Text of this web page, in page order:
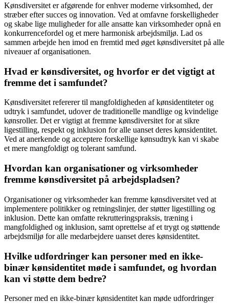
Kønsdiversitet er afgørende for enhver moderne virksomhed, der
stræber efter succes og innovation. Ved at omfavne forskelligheder
og skabe lige muligheder for alle ansatte kan virksomheder opnå en
konkurrencefordel og et mere harmonisk arbejdsmiljø. Lad os
sammen arbejde hen imod en fremtid med øget kønsdiversitet på alle
niveauer af organisationen.
Hvad er kønsdiversitet, og hvorfor er det vigtigt at
fremme det i samfundet?
Kønsdiversitet refererer til mangfoldigheden af kønsidentiteter og
udtryk i samfundet, udover de traditionelle mandlige og kvindelige
kønsroller. Det er vigtigt at fremme kønsdiversitet for at sikre
ligestilling, respekt og inklusion for alle uanset deres kønsidentitet.
Ved at anerkende og acceptere forskellige kønsudtryk kan vi skabe
et mere mangfoldigt og tolerant samfund.
Hvordan kan organisationer og virksomheder
fremme kønsdiversitet på arbejdspladsen?
Organisationer og virksomheder kan fremme kønsdiversitet ved at
implementere politikker og retningslinjer, der støtter ligestilling og
inklusion. Dette kan omfatte rekrutteringspraksis, træning i
mangfoldighed og inklusion, samt oprettelse af et trygt og støttende
arbejdsmiljø for alle medarbejdere uanset deres kønsidentitet.
Hvilke udfordringer kan personer med en ikke-
binær kønsidentitet møde i samfundet, og hvordan
kan vi støtte dem bedre?
Personer med en ikke-binær kønsidentitet kan møde udfordringer